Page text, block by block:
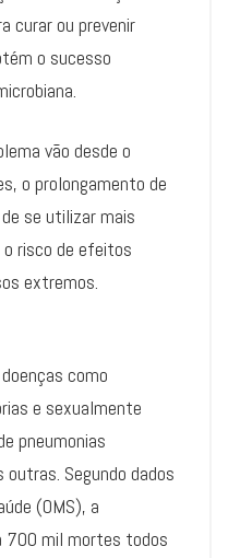
curar ou prevenir
o sucesso
vão desde o
o prolongamento de
se utilizar mais
risco de efeitos
extremos.
como
e sexualmente
pneumonias
Segundo dados
(OMS), a
700 mil mortes todos